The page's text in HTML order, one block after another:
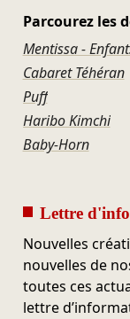
Parcourez les
Mentissa -
Cabaret Téhéran
Puff
Haribo Kimchi
Baby-Horn
Lettre
Nouvelles
nouvelles de
toutes ces
lettre